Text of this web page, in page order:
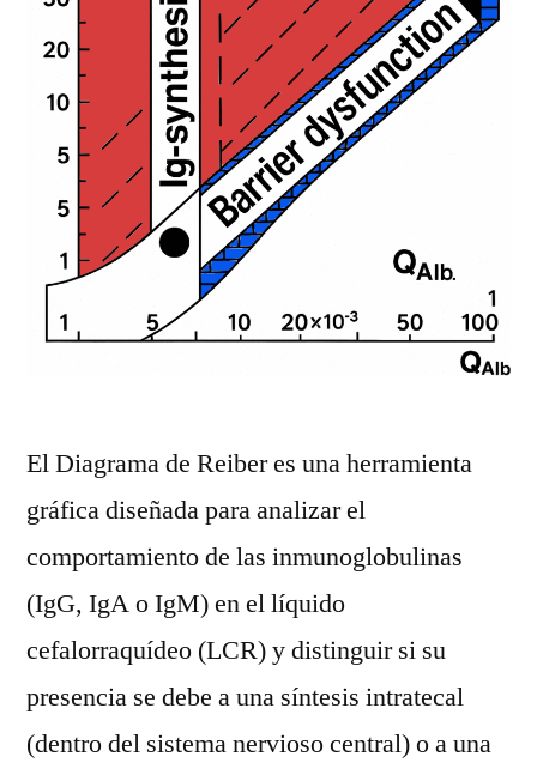
El Diagrama de Reiber es una herramienta
gráfica diseñada para analizar el
comportamiento de las inmunoglobulinas
(IgG, IgA o IgM) en el líquido
cefalorraquídeo (LCR) y distinguir si su
presencia se debe a una síntesis intratecal
(dentro del sistema nervioso central) o a una